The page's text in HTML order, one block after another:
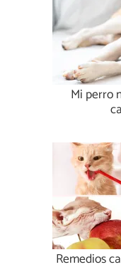
Mi perro
Remedios